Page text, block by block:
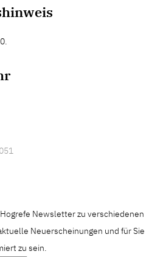
Newsletter zu verschiedenen
Neuerscheinungen und für Sie
zu sein.